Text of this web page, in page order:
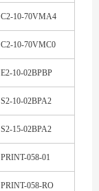
C2-10-70VMA4
C2-10-70VMC0
E2-10-02BPBP
S2-10-02BPA2
S2-15-02BPA2
PRINT-058-01
PRINT-058-RO